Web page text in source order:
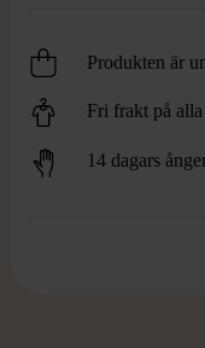
Produkten är
Fri frakt på
14 dagars